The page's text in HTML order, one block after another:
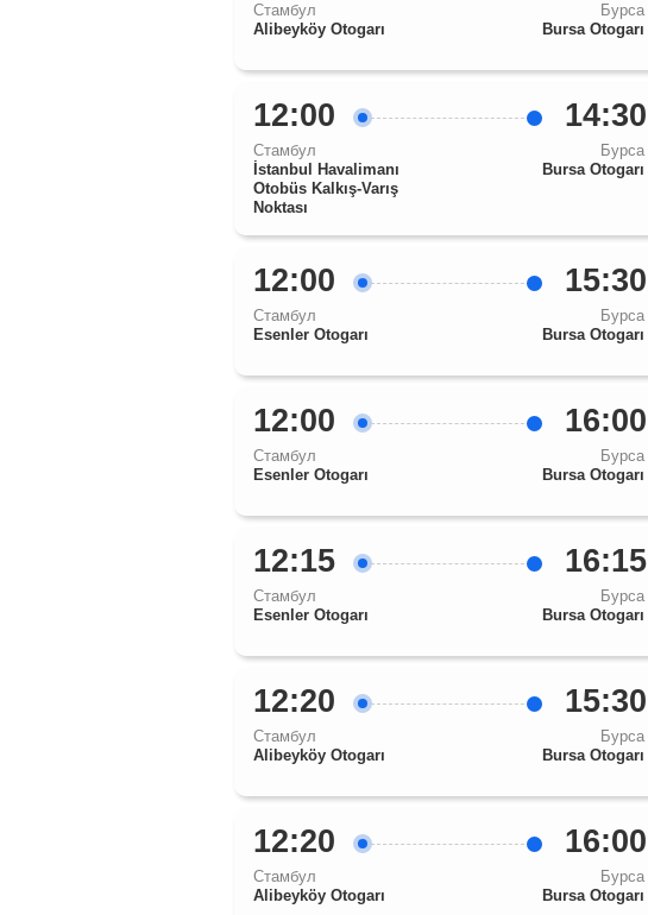
Стамбул
Alibeyköy Otogarı
Бурса
Bursa Otogarı
12:00
Стамбул
İstanbul Havalimanı
Otobüs Kalkış-Varış
Noktası
14:30
Бурса
Bursa Otogarı
12:00
Стамбул
Esenler Otogarı
15:30
Бурса
Bursa Otogarı
12:00
Стамбул
Esenler Otogarı
16:00
Бурса
Bursa Otogarı
12:15
Стамбул
Esenler Otogarı
16:15
Бурса
Bursa Otogarı
12:20
Стамбул
Alibeyköy Otogarı
15:30
Бурса
Bursa Otogarı
12:20
Стамбул
Alibeyköy Otogarı
16:00
Бурса
Bursa Otogarı